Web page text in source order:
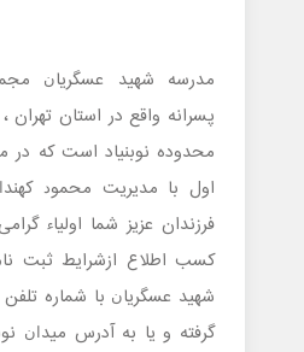
مدرسه ﺷﻬﻴﺪ ﻋﺴﮕﺮﻳﺎﻥ
محدوده نوبنیاد است که در
اول با مدیریت ﻣﺤﻤﻮﺩ
فرزندان عزیز شما اولیاء
کسب اطلاع ازشرایط ثبت
گرفته و یا به آدرس ﻣﻴﺪﺍﻥ